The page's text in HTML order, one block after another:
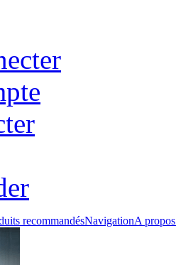
recommandésNavigationA